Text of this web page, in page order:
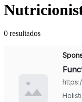
0 resultados